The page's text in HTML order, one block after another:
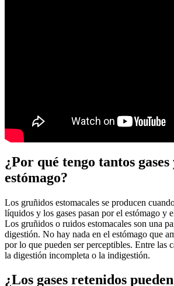
¿Por qué tengo tantos
estómago?
Los gruñidos estomacales se producen
líquidos y los gases pasan por el estómago y
Los gruñidos o ruidos estomacales son una
digestión. No hay nada en el estómago que
por lo que pueden ser perceptibles. Entre las
la digestión incompleta o la indigestión.
¿Los gases retenidos